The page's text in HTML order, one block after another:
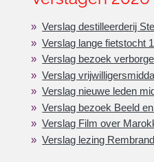
Verslag destilleerderij
Verslag lange fietstocht
Verslag bezoek
Verslag
Verslag nieuwe leden
Verslag bezoek Beeld
Verslag Film over
Verslag lezing